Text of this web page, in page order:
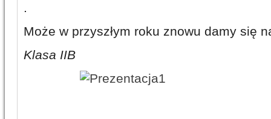
.
Może w przyszłym roku znowu damy się
Klasa IIB